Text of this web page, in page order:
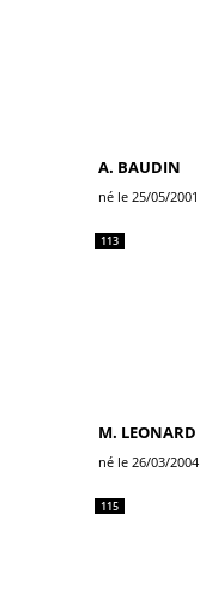
A. BAUDIN
né le 25/05/2001
113
M. LEONARD
né le 26/03/2004
115